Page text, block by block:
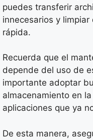
puedes transferir
innecesarios y
rápida.
Recuerda que el
depende del uso de
importante adoptar
almacenamiento en
aplicaciones que ya
De esta manera,